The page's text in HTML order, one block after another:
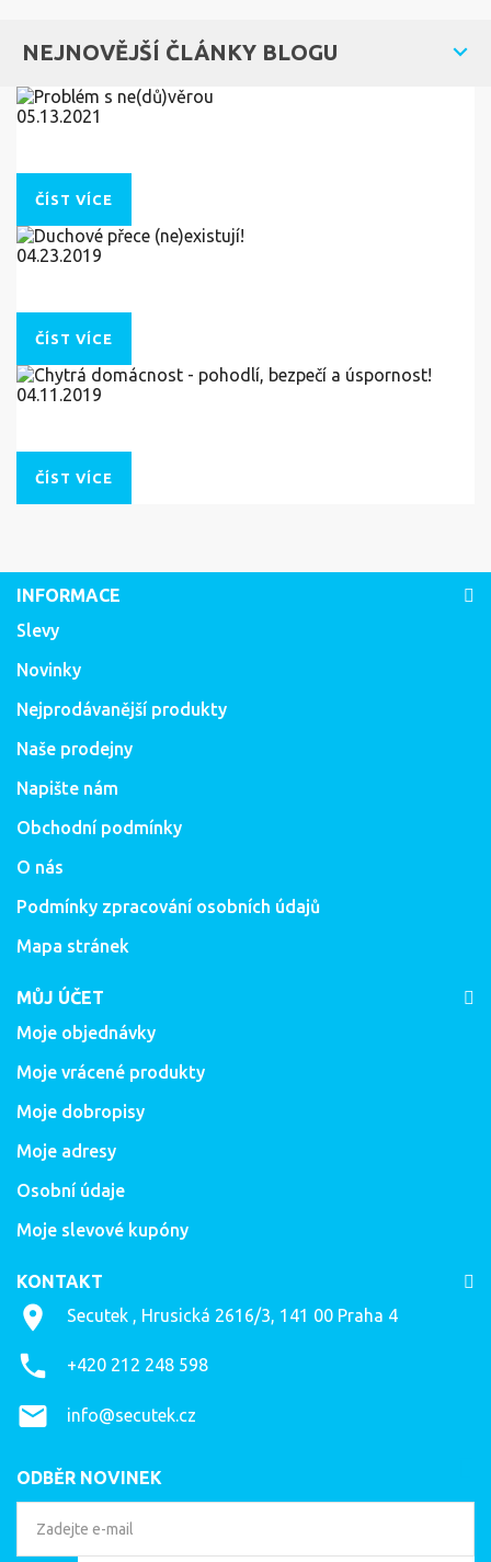
NEJNOVĚJŠÍ ČLÁNKY BLOGU
05.13.2021
ČÍST VÍCE
04.23.2019
ČÍST VÍCE
04.11.2019
ČÍST VÍCE
INFORMACE
Slevy
Novinky
Nejprodávanější produkty
Naše prodejny
Napište nám
Obchodní podmínky
O nás
Podmínky zpracování osobních údajů
Mapa stránek
MŮJ ÚČET
Moje objednávky
Moje vrácené produkty
Moje dobropisy
Moje adresy
Osobní údaje
Moje slevové kupóny
KONTAKT
Secutek , Hrusická 2616/3, 141 00 Praha 4
+420 212 248 598
info@secutek.cz
ODBĚR NOVINEK